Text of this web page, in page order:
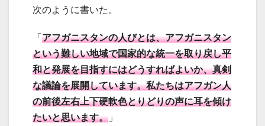
次のように書いた。
「 アフガニスタンの人びとは、アフガニスタン
という難しい地域で国家的な統一を取り戻し平
和と発展を目指すにはどうすればよいか、真剣
な議論を展開しています。私たちはアフガン人
の前後左右上下硬軟色とりどりの声に耳を傾け
たいと思います。 」